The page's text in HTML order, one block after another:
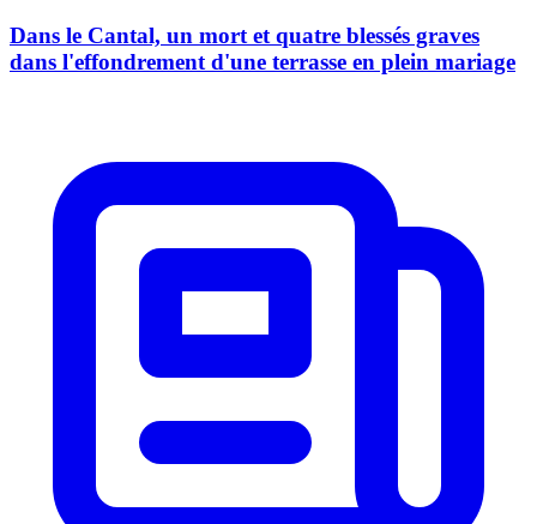
Dans le Cantal, un mort et quatre blessés graves
dans l'effondrement d'une terrasse en plein mariage